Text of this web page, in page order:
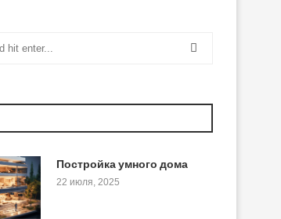
Постройка умного дома
22 июля, 2025